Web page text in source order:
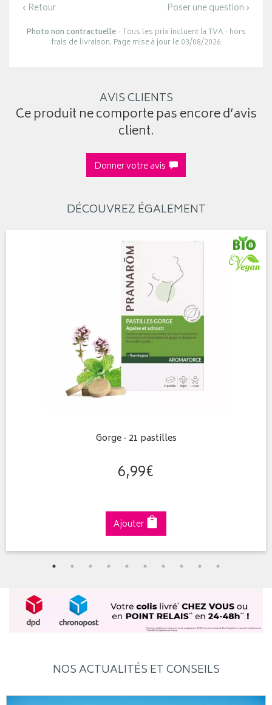
‹ Retour Poser une question ›
Photo non contractuelle- Tous les prix incluent la TVA - hors
frais de livraison. Page mise à jour le 03/08/2026
AVIS CLIENTS
Ce produit ne comporte pas encore d’avis
client.
Donner votre avis
DÉCOUVREZ ÉGALEMENT
Gorge - 21 pastilles
6,99€
Ajouter
NOS ACTUALITÉS ET CONSEILS